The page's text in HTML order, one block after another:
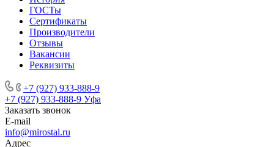
ГОСТы
Сертификаты
Производители
Отзывы
Вакансии
Реквизиты
+7 (927) 933-888-9
+7 (927) 933-888-9 Уфа
Заказать звонок
E-mail
info@mirostal.ru
Адрес